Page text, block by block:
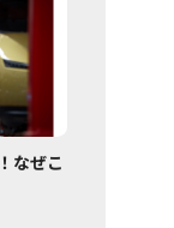
なぜこ